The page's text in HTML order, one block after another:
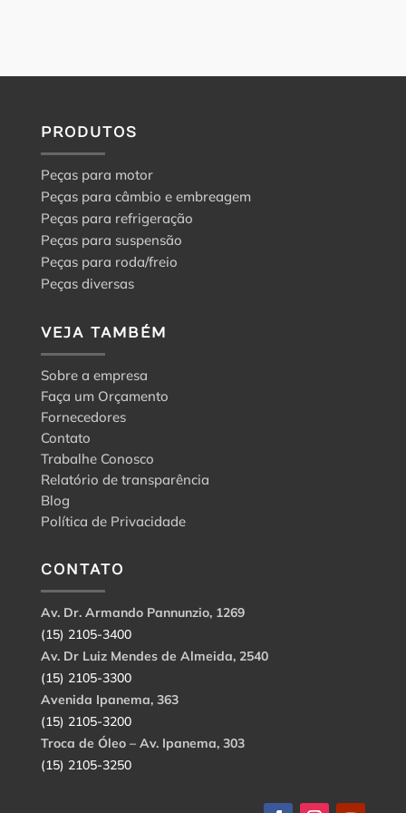
PRODUTOS
Peças para motor
Peças para câmbio e embreagem
Peças para refrigeração
Peças para suspensão
Peças para roda/freio
Peças diversas
VEJA TAMBÉM
Sobre a empresa
Faça um Orçamento
Fornecedores
Contato
Trabalhe Conosco
Relatório de transparência
Blog
Política de Privacidade
CONTATO
Av. Dr. Armando Pannunzio, 1269
(15) 2105-3400
Av. Dr Luiz Mendes de Almeida, 2540
(15) 2105-3300
Avenida Ipanema, 363
(15) 2105-3200
Troca de Óleo – Av. Ipanema, 303
(15) 2105-3250